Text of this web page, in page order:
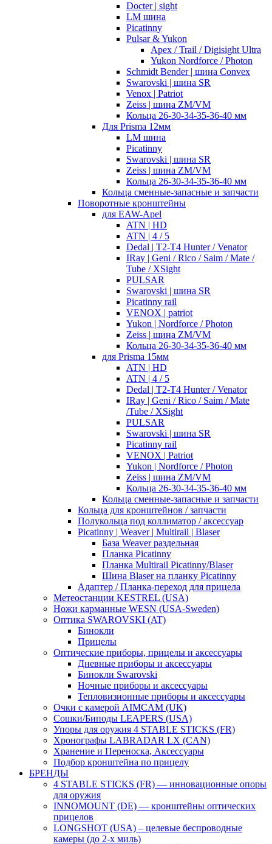
Docter | sight
LM шина
Picatinny
Pulsar & Yukon
Apex / Trail / Digisight Ultra
Yukon Nordforce / Photon
Schmidt Bender | шина Convex
Swarovski | шина SR
Venox | Patriot
Zeiss | шина ZM/VM
Кольца 26-30-34-35-36-40 мм
Для Prisma 12мм
LM шина
Picatinny
Swarovski | шина SR
Zeiss | шина ZM/VM
Кольца 26-30-34-35-36-40 мм
Кольца сменные-запасные и запчасти
Поворотные кронштейны
для EAW-Apel
ATN | HD
ATN | 4 / 5
Dedal | T2-T4 Hunter / Venator
IRay | Geni / Rico / Saim / Mate /
Tube / XSight
PULSAR
Swarovski | шина SR
Picatinny rail
VENOX | patriot
Yukon | Nordforce / Photon
Zeiss | шина ZM/VM
Кольца 26-30-34-35-36-40 мм
для Prisma 15мм
ATN | HD
ATN | 4 / 5
Dedal | T2-T4 Hunter / Venator
IRay | Geni / Rico / Saim / Mate
/Tube / XSight
PULSAR
Swarovski | шина SR
Picatinny rail
VENOX | Patriot
Yukon | Nordforce / Photon
Zeiss | шина ZM/VM
Кольца 26-30-34-35-36-40 мм
Кольца сменные-запасные и запчасти
Кольца для кронштейнов / запчасти
Полукольца под коллиматор / аксессуар
Picatinny | Weaver | Multirail | Blaser
База Weaver раздельная
Планка Picatinny
Планка Multirail Picatinny/Blaser
Шина Blaser на планку Picatinny
Адаптер / Планка-переход для прицела
Метеостанции KESTREL (USA)
Ножи карманные WESN (USA-Sweden)
Оптика SWAROVSKI (AT)
Бинокли
Прицелы
Оптические приборы, прицелы и аксессуары
Дневные приборы и аксессуары
Бинокли Swarovski
Ночные приборы и аксессуары
Тепловизионные приборы и аксессуары
Очки с камерой AIMCAM (UK)
Сошки/Биподы LEAPERS (USA)
Упоры для оружия 4 STABLE STICKS (FR)
Хронографы LABRADAR LX (CAN)
Хранение и Переноска, Аксессуары
Подбор кронштейна по прицелу
БРЕНДЫ
4 STABLE STICKS (FR) — инновационные опоры
для оружия
INNOMOUNT (DE) — кронштейны оптических
прицелов
LONGSHOT (USA) – целевые беспроводные
камеры (до 2-х миль)